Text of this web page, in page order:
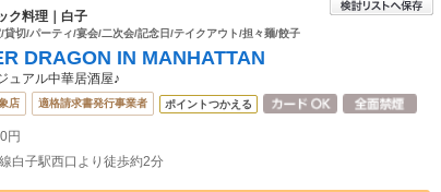
ク料理｜白子
貸切/パーティ/宴会/二次会/記念日/テイクアウト/担々麺/餃子
DRAGON IN MANHATTAN
ュアル中華居酒屋♪
店 適格請求書発行事業者 ポイントつかえる
円
白子駅西口より徒歩約2分